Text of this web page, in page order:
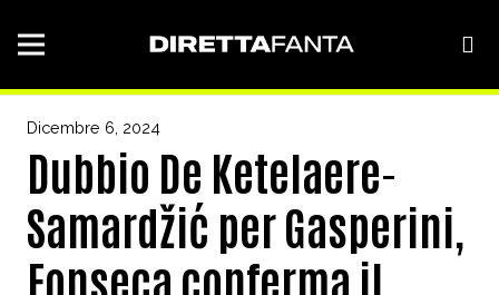
Dicembre 6, 2024
Dubbio De Ketelaere-
Samardžić per Gasperini,
Fonseca conferma il